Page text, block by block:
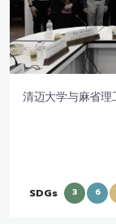
清迈大学与麻省
SDGs 3 6